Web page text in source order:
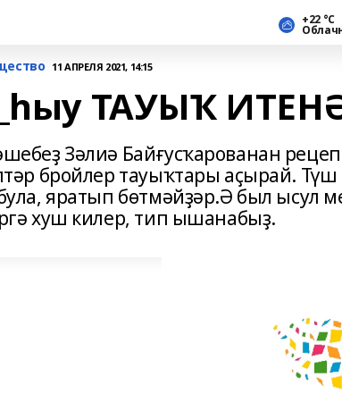
+22 °С
11 АПРЕЛЯ 2021, 14:15
ТАУЫҠ
Зәлиә Байғусҡарованан
бройлер тауыҡтары аҫырай.
яратып бөтмәйҙәр.Ә был ысул
хуш килер, тип ышанабыҙ.